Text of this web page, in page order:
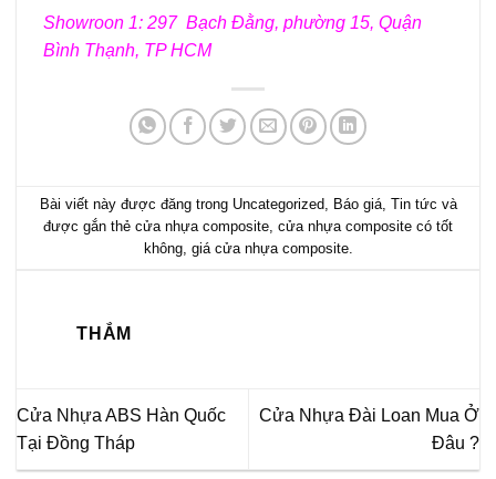
Showroon 1: 297 Bạch Đằng, phường 15, Quận
Bình Thạnh, TP HCM
Bài viết này được đăng trong Uncategorized, Báo giá, Tin tức và
được gắn thẻ cửa nhựa composite, cửa nhựa composite có tốt
không, giá cửa nhựa composite.
THẮM
Cửa Nhựa ABS Hàn Quốc
Tại Đồng Tháp
Cửa Nhựa Đài Loan Mua Ở
Đâu ?